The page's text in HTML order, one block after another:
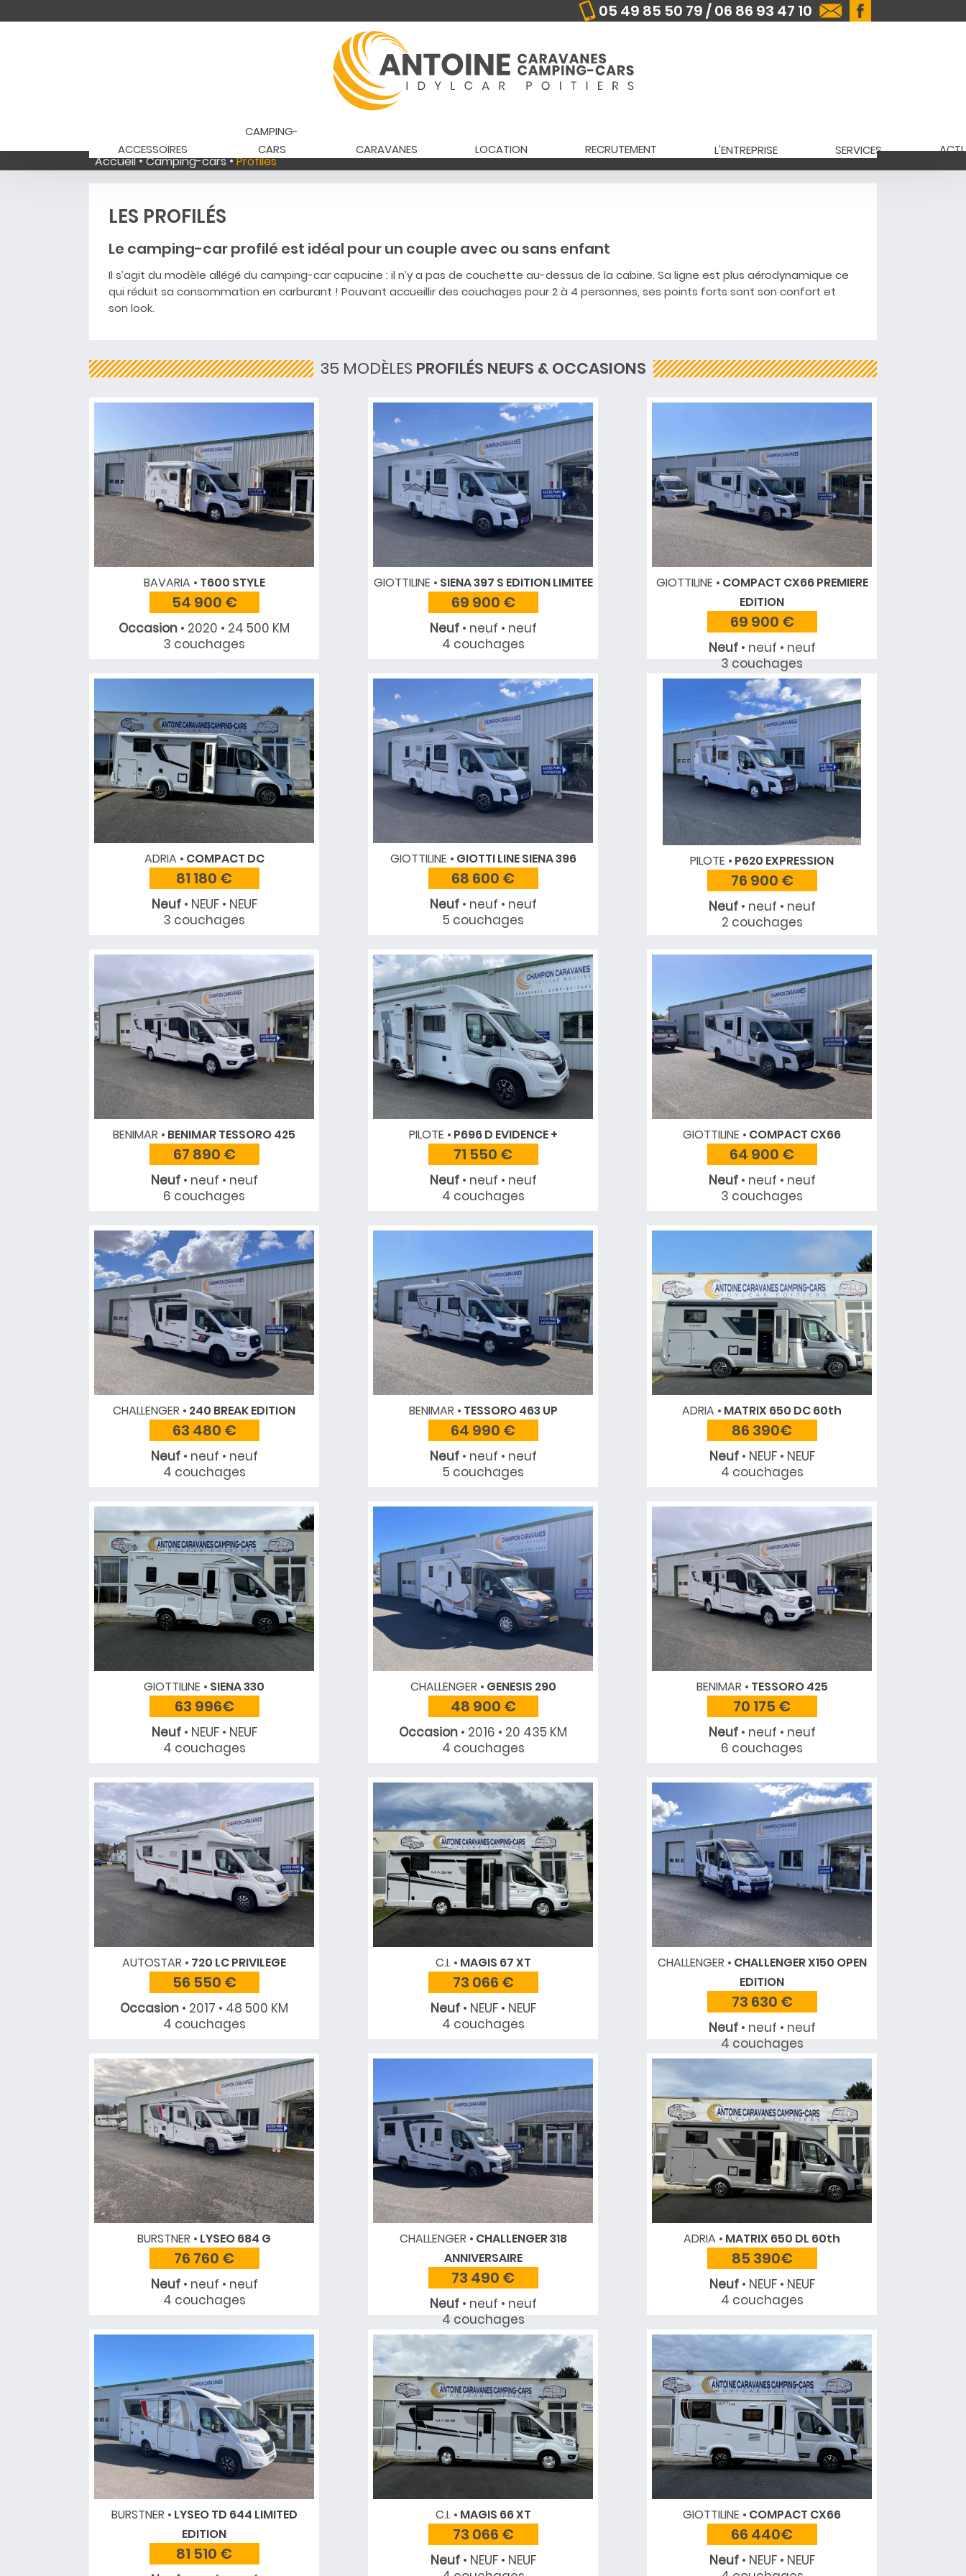
05 49 85 50 79 / 06 86 93 47 10
ACCESSOIRES
CAMPING-
CARS
CARAVANES LOCATION RECRUTEMENT L'ENTREPRISE SERVICES
Accueil Camping-cars Profilés
LES PROFILÉS
Le camping-car profilé est idéal pour un couple avec ou sans enfant
Il s’agit du modèle allégé du camping-car capucine : il n’y a pas de couchette au-dessus de la cabine. Sa ligne est plus aérodynamique ce
qui réduit sa consommation en carburant ! Pouvant accueillir des couchages pour 2 à 4 personnes, ses points forts sont son confort et
son look.
35 MODÈLES PROFILÉS NEUFS & OCCASIONS
BAVARIA T600 STYLE
54 900 €
Occasion • 2020 • 24 500 KM
3 couchages
GIOTTILINE SIENA 397 S EDITION LIMITEE
69 900 €
Neuf• neuf • neuf
4 couchages
GIOTTILINE
COMPACT CX66 PREMIERE
EDITION
69 900 €
Neuf• neuf • neuf
3 couchages
ADRIA COMPACT DC
81 180 €
Neuf• NEUF • NEUF
3 couchages
GIOTTILINE GIOTTI LINE SIENA 396
68 600 €
Neuf• neuf • neuf
5 couchages
PILOTE P620 EXPRESSION
76 900 €
Neuf• neuf • neuf
2 couchages
BENIMAR BENIMAR TESSORO 425
67 890 €
Neuf• neuf • neuf
6 couchages
PILOTE P696 D EVIDENCE +
71 550 €
Neuf• neuf • neuf
4 couchages
GIOTTILINE COMPACT CX66
64 900 €
Neuf• neuf • neuf
3 couchages
CHALLENGER 240 BREAK EDITION
63 480 €
Neuf• neuf • neuf
4 couchages
BENIMAR TESSORO 463 UP
64 990 €
Neuf• neuf • neuf
5 couchages
ADRIA MATRIX 650 DC 60th
86 390€
Neuf• NEUF • NEUF
4 couchages
GIOTTILINE SIENA 330
63 996€
Neuf• NEUF • NEUF
4 couchages
CHALLENGER GENESIS 290
48 900 €
Occasion • 2016 • 20 435 KM
4 couchages
BENIMAR TESSORO 425
70 175 €
Neuf• neuf • neuf
6 couchages
AUTOSTAR 720 LC PRIVILEGE
56 550 €
Occasion • 2017 • 48 500 KM
4 couchages
C.I. MAGIS 67 XT
73 066 €
Neuf• NEUF • NEUF
4 couchages
CHALLENGER
CHALLENGER X150 OPEN
EDITION
73 630 €
Neuf• neuf • neuf
4 couchages
BURSTNER LYSEO 684 G
76 760 €
Neuf• neuf • neuf
4 couchages
CHALLENGER
CHALLENGER 318
ANNIVERSAIRE
73 490 €
Neuf• neuf • neuf
4 couchages
ADRIA MATRIX 650 DL 60th
85 390€
Neuf• NEUF • NEUF
4 couchages
BURSTNER
LYSEO TD 644 LIMITED
EDITION
81 510 €
C.I. MAGIS 66 XT
73 066 €
Neuf• NEUF • NEUF
GIOTTILINE COMPACT CX66
66 440€
Neuf• NEUF • NEUF